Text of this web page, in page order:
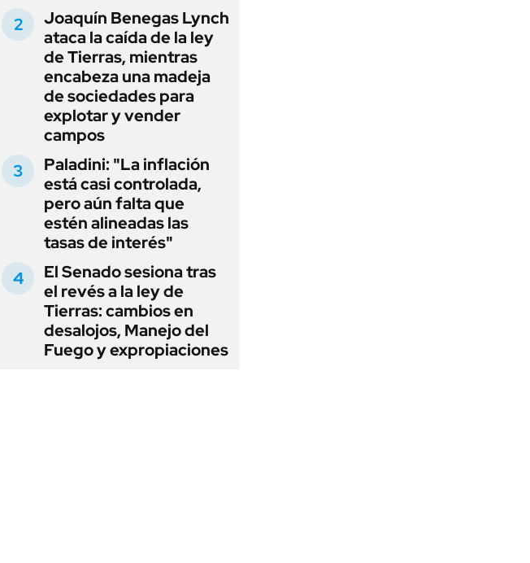
Joaquín Benegas Lynch
ataca la caída de la ley
de Tierras, mientras
encabeza una madeja
de sociedades para
explotar y vender
campos
Paladini: "La inflación
está casi controlada,
pero aún falta que
estén alineadas las
tasas de interés"
El Senado sesiona tras
el revés a la ley de
Tierras: cambios en
desalojos, Manejo del
Fuego y expropiaciones